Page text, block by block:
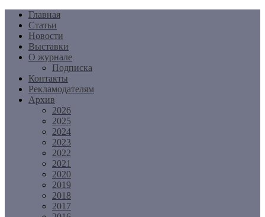
Перейти
содержимому
Главная
Статьи
Новости
Выставки
О журнале
Подписка
Контакты
Рекламодателям
Архив
2026
2025
2024
2023
2022
2021
2020
2019
2018
2017